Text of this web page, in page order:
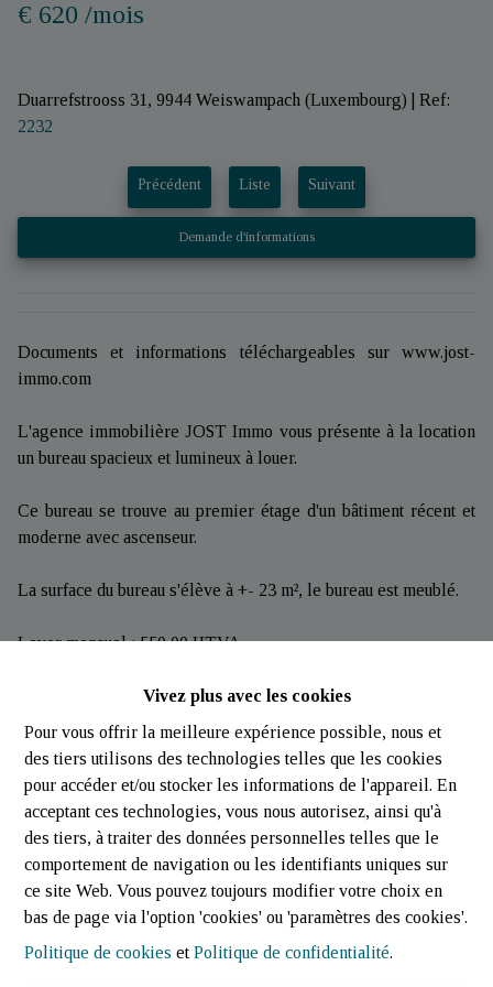
Vivez plus avec les cookies
Pour vous offrir la meilleure expérience possible, nous et
des tiers utilisons des technologies telles que les cookies
pour accéder et/ou stocker les informations de l'appareil. En
acceptant ces technologies, vous nous autorisez, ainsi qu'à
des tiers, à traiter des données personnelles telles que le
comportement de navigation ou les identifiants uniques sur
ce site Web. Vous pouvez toujours modifier votre choix en
bas de page via l'option 'cookies' ou 'paramètres des cookies'.
Politique de cookies etPolitique de confidentialité.
€ 620 /mois
Duarrefstrooss 31, 9944 Weiswampach (Luxembourg)
Ref:
2232
Précédent Liste Suivant
Demande d'informations
Documents et informations téléchargeables sur www.jost-
immo.com
L'agence immobilière JOST Immo vous présente à la location
un bureau spacieux et lumineux à louer.
Ce bureau se trouve au premier étage d'un bâtiment récent et
moderne avec ascenseur.
La surface du bureau s'élève à +- 23 m², le bureau est meublé.
Loyer mensuel : 550,00 HTVA
l'électricité, internet, WiFi et charges communes de
l'immeuble)
Caution : 1.100,00
Frais d'agence : 643,50 TTC
Locaux communs : WC et kitchenette / réfectoire.
DISPONIBILITE IMMEDIATE
Nous sommes à votre disposition pour toutes informations
complémentaires par téléphone +352.26.95.04.03 ou par mail